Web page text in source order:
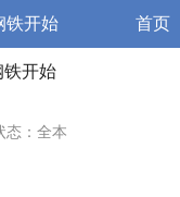
铁开始 首页
铁开始
态：全本